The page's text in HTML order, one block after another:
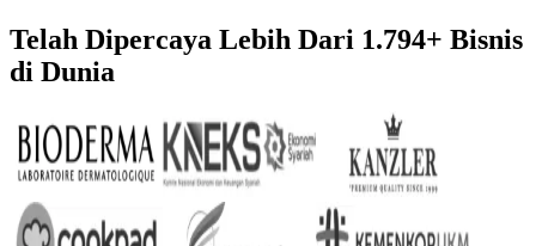
Telah Dipercaya Lebih Dari 1.794+ Bisnis
di Dunia